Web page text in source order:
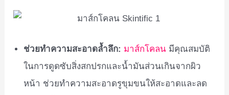
ช่วยทำความสะอาดล้ำลึก: มาส์กโคลน มีคุณสมบัติ
ในการดูดซับสิ่งสกปรกและน้ำมันส่วนเกินจากผิว
หน้า ช่วยทำความสะอาดรูขุมขนให้สะอาดและลด